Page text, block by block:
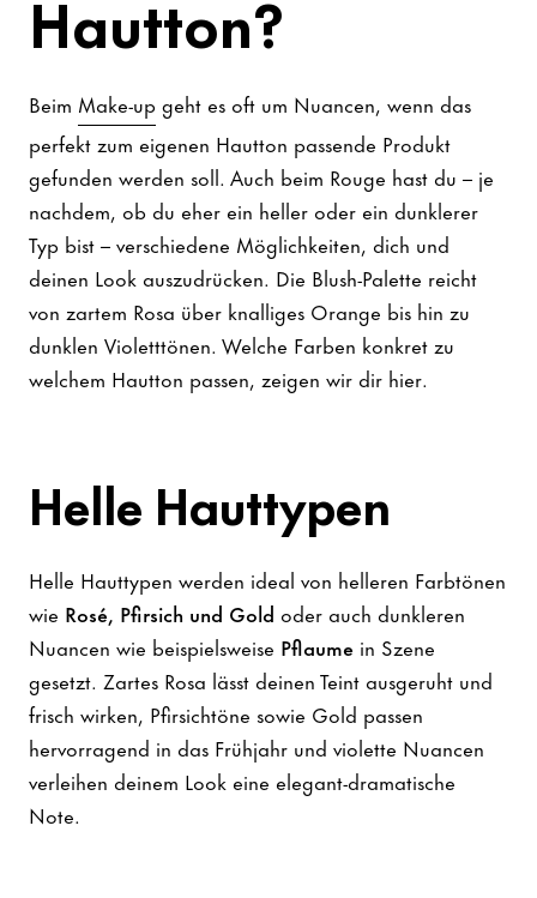
Hautton?
Beim Make-up geht es oft um Nuancen, wenn das
perfekt zum eigenen Hautton passende Produkt
gefunden werden soll. Auch beim Rouge hast du – je
nachdem, ob du eher ein heller oder ein dunklerer
Typ bist – verschiedene Möglichkeiten, dich und
deinen Look auszudrücken. Die Blush-Palette reicht
von zartem Rosa über knalliges Orange bis hin zu
dunklen Violetttönen. Welche Farben konkret zu
welchem Hautton passen, zeigen wir dir hier.
Helle Hauttypen
Helle Hauttypen werden ideal von helleren Farbtönen
wie Rosé, Pfirsich und Gold oder auch dunkleren
Nuancen wie beispielsweise Pflaume in Szene
gesetzt. Zartes Rosa lässt deinen Teint ausgeruht und
frisch wirken, Pfirsichtöne sowie Gold passen
hervorragend in das Frühjahr und violette Nuancen
verleihen deinem Look eine elegant-dramatische
Note.